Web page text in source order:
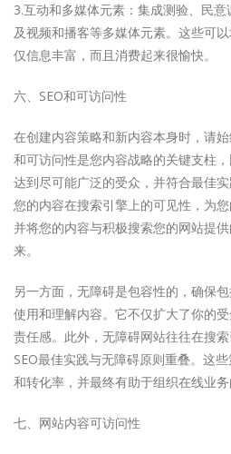
3.互动和多媒体元素：集成测验、民
及视频和播客等多媒体元素。这些可
仅信息丰富，而且消费起来很愉快。
六、SEO和可访问性
在创建内容策略和新内容本身时，请
和可访问性是您内容战略的关键支柱
达到尽可能广泛的受众，并符合最佳
您的内容在搜索引擎上的可见性，为
并将您的内容与积极搜索您的网站提
来。
另一方面，无障碍是包容性的，确保
使用和理解内容。它不仅扩大了你的
责任感。此外，无障碍网站往往在搜
SEO最佳实践与无障碍原则重叠。这
和转化率，并最终有助于组织在线业务
七、网站内容可访问性